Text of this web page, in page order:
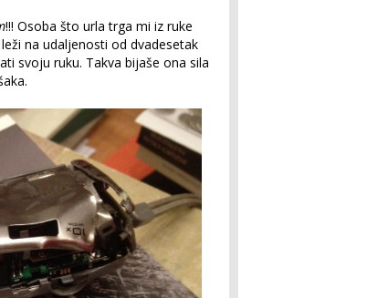
!!! Osoba što urla trga mi iz ruke
na udaljenosti od dvadesetak
svoju ruku. Takva bijaše ona sila